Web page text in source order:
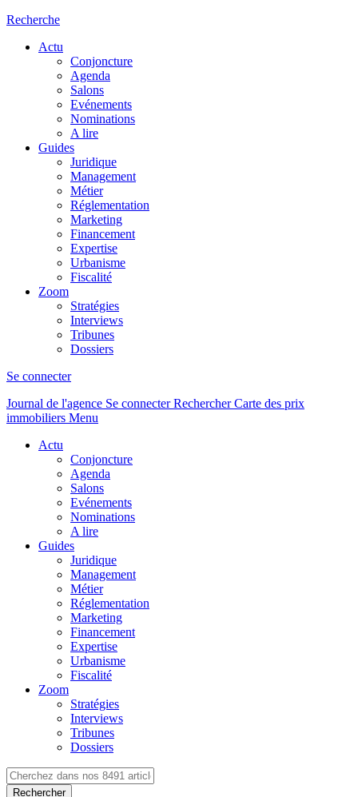
Recherche
Actu
Conjoncture
Agenda
Salons
Evénements
Nominations
A lire
Guides
Juridique
Management
Métier
Réglementation
Marketing
Financement
Expertise
Urbanisme
Fiscalité
Zoom
Stratégies
Interviews
Tribunes
Dossiers
Se connecter
Journal de l'agence Se connecterRechercher Carte des prix
immobiliers Menu
Actu
Conjoncture
Agenda
Salons
Evénements
Nominations
A lire
Guides
Juridique
Management
Métier
Réglementation
Marketing
Financement
Expertise
Urbanisme
Fiscalité
Zoom
Stratégies
Interviews
Tribunes
Dossiers
Rechercher